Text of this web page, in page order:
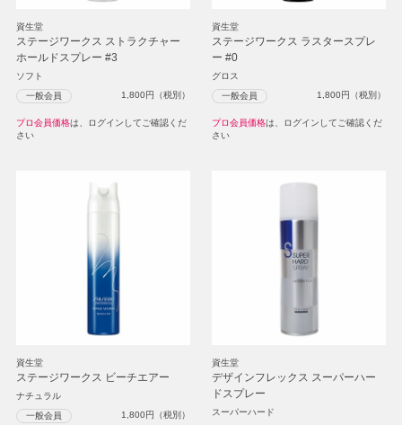
資生堂
ステージワークス ストラクチャー
ホールドスプレー #3
ソフト
一般会員 1,800円（税別）
プロ会員価格は、ログインしてご確認くだ
さい
資生堂
ステージワークス ラスタースプレ
ー #0
グロス
一般会員 1,800円（税別）
プロ会員価格は、ログインしてご確認くだ
さい
資生堂
ステージワークス ビーチエアー
ナチュラル
一般会員 1,800円（税別）
資生堂
デザインフレックス スーパーハー
ドスプレー
スーパーハード